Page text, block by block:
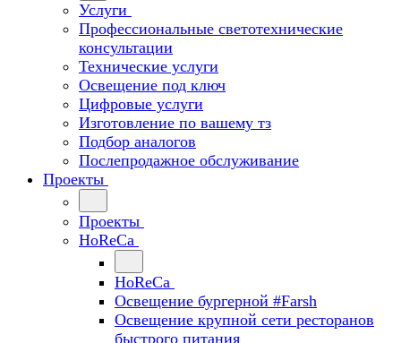
Услуги
Профессиональные светотехнические
консультации
Технические услуги
Освещение под ключ
Цифровые услуги
Изготовление по вашему тз
Подбор аналогов
Послепродажное обслуживание
Проекты
Проекты
HoReCa
HoReCa
Освещение бургерной #Farsh
Освещение крупной сети ресторанов
быстрого питания